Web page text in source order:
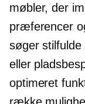
møbler, der
præferencer
søger stilfulde
eller
optimeret